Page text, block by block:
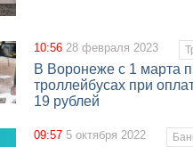
10:56 28 февраля 2023
В Воронеже с 1 марта
троллейбусах при
19 рублей
09:57 5 октября 2022